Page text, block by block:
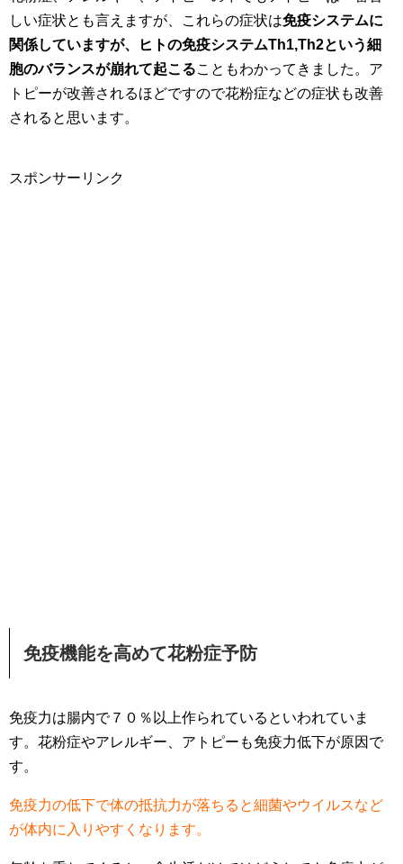
しい症状とも言えますが、これらの症状は免疫システムに
関係していますが、ヒトの免疫システムTh1,Th2という細
胞のバランスが崩れて起こることもわかってきました。ア
トピーが改善されるほどですので花粉症などの症状も改善
されると思います。
スポンサーリンク
免疫機能を高めて花粉症予防
免疫力は腸内で７０％以上作られているといわれていま
す。花粉症やアレルギー、アトピーも免疫力低下が原因で
す。
免疫力の低下で体の抵抗力が落ちると細菌やウイルスなど
が体内に入りやすくなります。